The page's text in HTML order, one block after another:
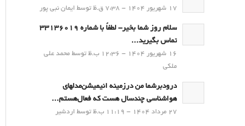
17 شهریور 1404 - 7:38 ق.ظ توسط ایمان نبی پور
سلام روز شما بخیر- لطفاً با شماره 33136019
تماس بگیرید...
16 شهریور 1404 - 12:36 ب.ظ توسط محمد علی
ملکی
درودبرشما من درزمینه انیمیشن‌مدلهای
هواشناسی چندسال هست که فعال‌هستم...
27 مرداد 1404 - 11:19 ب.ظ توسط اردشیر